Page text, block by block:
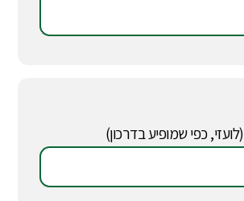
(לועזי, כפי שמופיע בדרכון)